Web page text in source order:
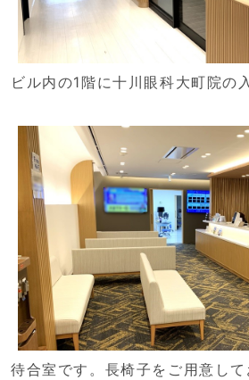
ビル内の1階に十川眼科大町院の
待合室です。長椅子をご用意し